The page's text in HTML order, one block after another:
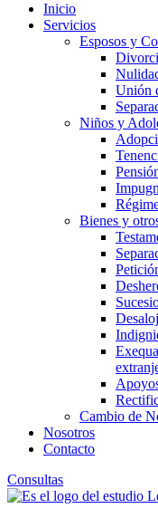
Inicio
Servicios
Esposos y
Unión
Niños y
Bienes y
Cambio de
Nosotros
Contacto
Consultas